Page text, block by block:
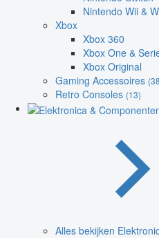
Nintendo Wii &
Xbox
Xbox 360
Xbox One &
Xbox Original
Gaming Accessoires
Retro Consoles (13)
Alles bekijken